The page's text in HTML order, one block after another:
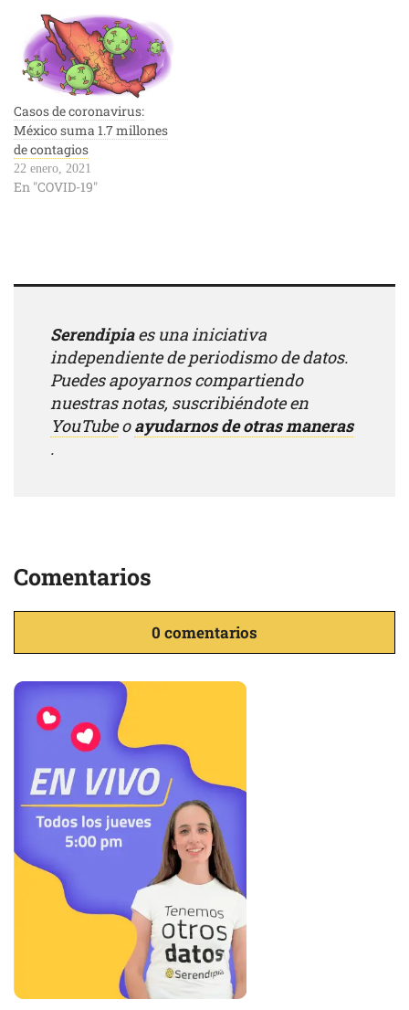
Casos de coronavirus:
México suma 1.7 millones
de contagios
22 enero, 2021
En "COVID-19"
Serendipiaes una iniciativa
independiente de periodismo de datos.
Puedes apoyarnos compartiendo
nuestras notas, suscribiéndote en
YouTubeoayudarnos de otras maneras
.
Comentarios
0 comentarios